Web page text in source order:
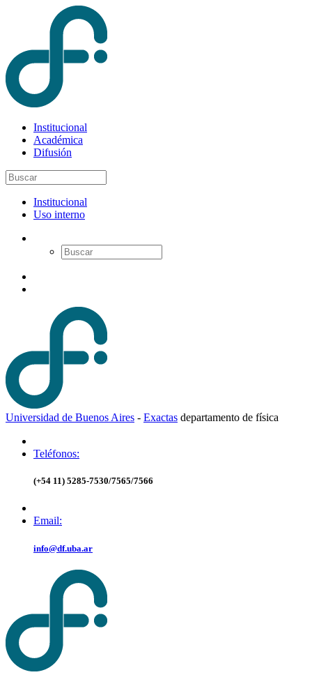
Institucional
Académica
Difusión
Institucional
Uso interno
Universidad de Buenos Aires - Exactas departamento de física
Teléfonos:
(+54 11) 5285-7530/7565/7566
Email:
info@df.uba.ar